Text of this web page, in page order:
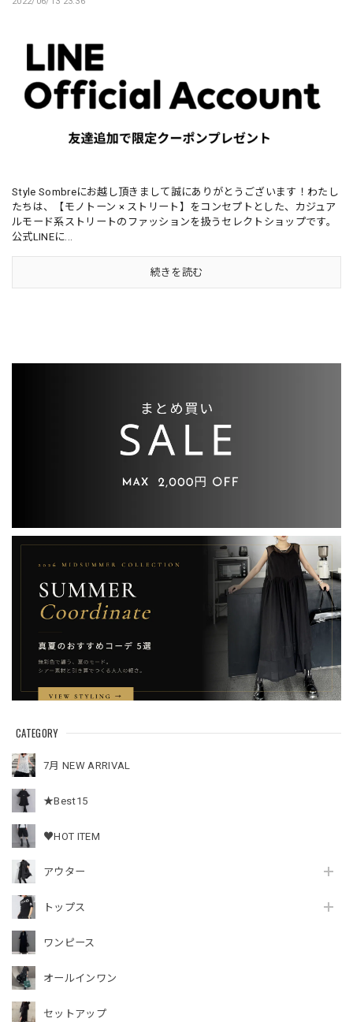
CATEGORY
7月 NEW ARRIVAL
★Best15
♥HOT ITEM
アウター
トップス
ワンピース
オールインワン
セットアップ
Style Sombreにお越し頂きまして誠にありがとうございます！わたし
たちは、【モノトーン × ストリート】をコンセプトとした、カジュア
ルモード系ストリートのファッションを扱うセレクトショップです。
公式LINEに...
続きを読む